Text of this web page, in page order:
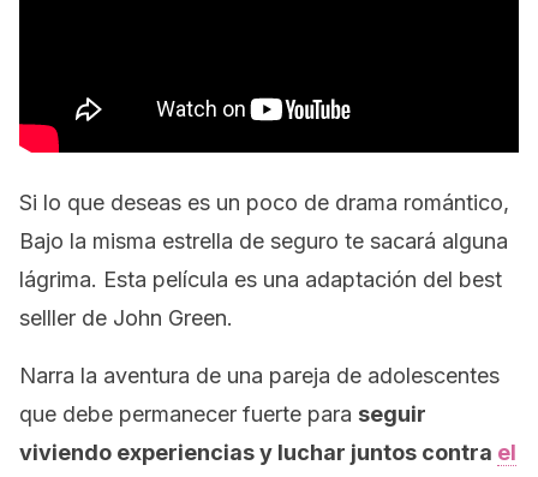
Si lo que deseas es un poco de drama romántico,
Bajo la misma estrella de seguro te sacará alguna
lágrima. Esta película es una adaptación del best
selller de John Green.
Narra la aventura de una pareja de adolescentes
que debe permanecer fuerte para seguir
viviendo experiencias y luchar juntos contra el